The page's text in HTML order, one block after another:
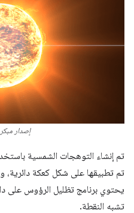
إصدار
تم إنشاء التوهجات الشمسية
تم تطبيقها على شكل كعكة
يحتوي برنامج تظليل الرؤوس على
تشبه النقطة.